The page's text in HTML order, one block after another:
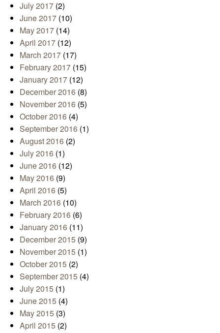
July 2017 (2)
June 2017 (10)
May 2017 (14)
April 2017 (12)
March 2017 (17)
February 2017 (15)
January 2017 (12)
December 2016 (8)
November 2016 (5)
October 2016 (4)
September 2016 (1)
August 2016 (2)
July 2016 (1)
June 2016 (12)
May 2016 (9)
April 2016 (5)
March 2016 (10)
February 2016 (6)
January 2016 (11)
December 2015 (9)
November 2015 (1)
October 2015 (2)
September 2015 (4)
July 2015 (1)
June 2015 (4)
May 2015 (3)
April 2015 (2)